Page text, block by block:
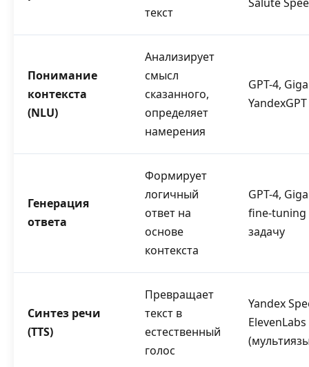
текст
Понимание
контекста
(NLU)
Анализирует
смысл
сказанного,
определяет
намерения
GPT-4,
YandexGPT
Генерация
ответа
Формирует
логичный
ответ на
основе
контекста
GPT-4,
fine-tuning
задачу
Синтез речи
(TTS)
Превращает
текст в
естественный
голос
Yandex
ElevenLabs